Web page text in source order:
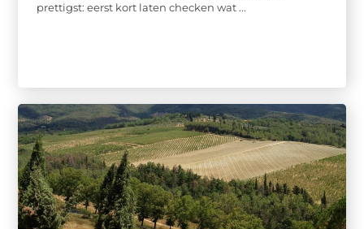
prettigst: eerst kort laten checken wat ...